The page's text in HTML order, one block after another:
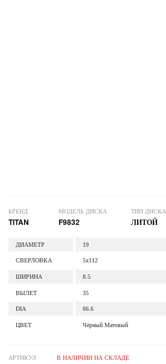
БРЕНД
TITAN
МОДЕЛЬ ДИСКА
F9832
ТИП ДИСКА
ЛИТОЙ
ДИАМЕТР 19
СВЕРЛОВКА 5x112
ШИРИНА 8.5
ВЫЛЕТ 35
DIA 66.6
ЦВЕТ Чёрный Матовый
АРТИКУЛ В НАЛИЧИИ НА СКЛАДЕ